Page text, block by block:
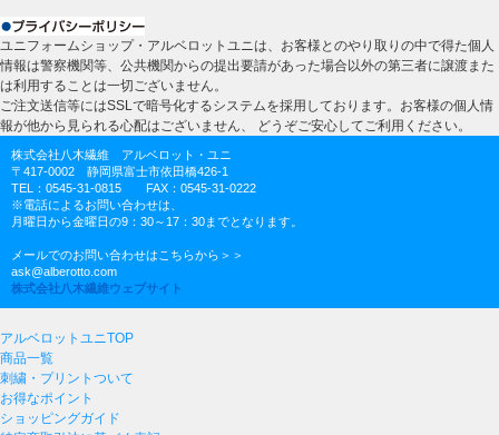
ユニフォームショップ・アルベロットユニは、お客様とのやり取りの中で得た個人
情報は警察機関等、公共機関からの提出要請があった場合以外の第三者に譲渡また
は利用することは一切ございません。
ご注文送信等にはSSLで暗号化するシステムを採用しております。お客様の個人情
報が他から見られる心配はございません、 どうぞご安心してご利用ください。
株式会社八木繊維 アルベロット・ユニ
〒417-0002 静岡県富士市依田橋426-1
TEL：0545-31-0815 FAX：0545-31-0222
※電話によるお問い合わせは、
月曜日から金曜日の9：30～17：30までとなります。
メールでのお問い合わせはこちらから＞＞
ask@alberotto.com
株式会社八木繊維ウェブサイト
アルベロットユニTOP
商品一覧
刺繍・プリントついて
お得なポイント
ショッピングガイド